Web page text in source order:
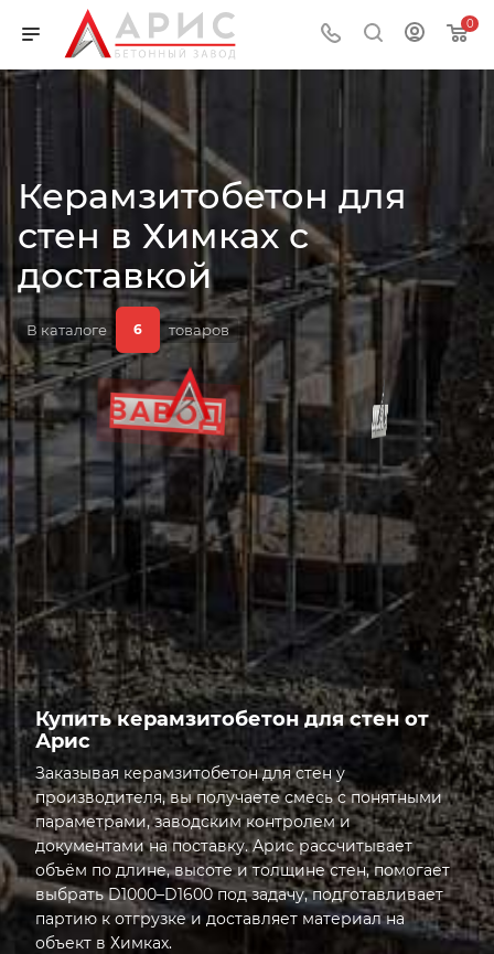
0
Керамзитобетон для
стен в Химках с
доставкой
В каталоге 6 товаров
ЦЕНА
ДОСТАВКА
ГОСТ ЗАВОД
ПРИМЕНЕНИЕ
ПЛОТНОСТЬ
Купить керамзитобетон для стен от
Арис
Заказывая керамзитобетон для стен у
производителя, вы получаете смесь с понятными
параметрами, заводским контролем и
документами на поставку. Арис рассчитывает
объём по длине, высоте и толщине стен, помогает
выбрать D1000–D1600 под задачу, подготавливает
партию к отгрузке и доставляет материал на
объект в Химках.